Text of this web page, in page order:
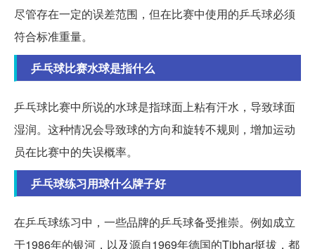
尽管存在一定的误差范围，但在比赛中使用的乒乓球必须
符合标准重量。
乒乓球比赛水球是指什么
乒乓球比赛中所说的水球是指球面上粘有汗水，导致球面
湿润。这种情况会导致球的方向和旋转不规则，增加运动
员在比赛中的失误概率。
乒乓球练习用球什么牌子好
在乒乓球练习中，一些品牌的乒乓球备受推崇。例如成立
于1986年的银河，以及源自1969年德国的Tibhar挺拔，都